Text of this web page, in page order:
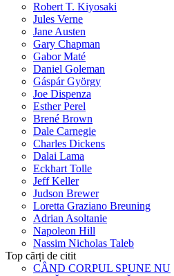
Robert T. Kiyosaki
Jules Verne
Jane Austen
Gary Chapman
Gabor Maté
Daniel Goleman
Gáspár György
Joe Dispenza
Esther Perel
Brené Brown
Dale Carnegie
Charles Dickens
Dalai Lama
Eckhart Tolle
Jeff Keller
Judson Brewer
Loretta Graziano Breuning
Adrian Asoltanie
Napoleon Hill
Nassim Nicholas Taleb
Top cărți de citit
CÂND CORPUL SPUNE NU